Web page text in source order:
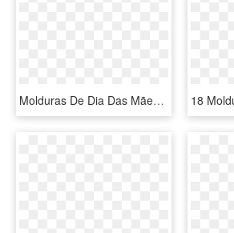
Molduras De Dia Das Mães Para Fotos - Marco Para Foto Con Flores Rosadas, HD Png Download